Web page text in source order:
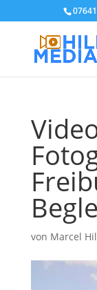
von Marcel